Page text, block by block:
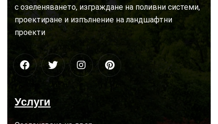
с озеленяването, изграждане на поливни системи,
проектиране и изпълнение на ландшафтни
проекти
Услуги